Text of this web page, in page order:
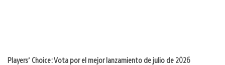
Players’ Choice: Vota por el mejor lanzamiento de julio de 2026